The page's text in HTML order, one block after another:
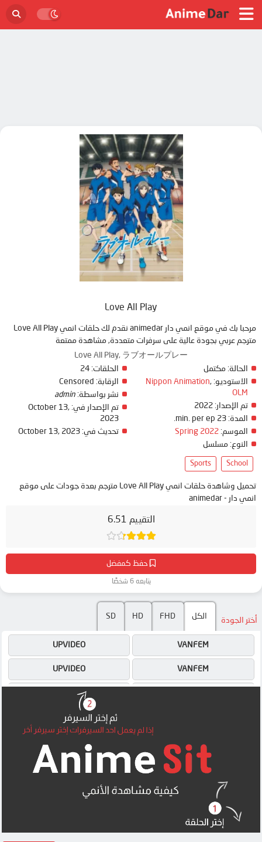
التقييم 6.51
حفظ كمفضل
يتابعه 6 شخصًا
Love All Play
مرحبا بك في موقع انمي دار animedar نقدم لك حلقات انمي Love All Play
مترجم عربي بجودة عالية على سرفرات متعددة, مشاهدة ممتعة
Love All Play, ラブオールプレー
الحالة: مكتمل
الاستوديو:
Nippon Animation,
OLM
تم الإصدار:
المدة:
الموسم: Spring 2022
النوع: مسلسل
الحلقات: 24
الرقابة:
نشر بواسطة: admin
تم الإصدار في: October 13,
2023
تحديث في: October 13, 2023
School
Sports
تحميل وشاهدة حلقات انمي Love All Play مترجم بعدة جودات على موقع
انمي دار - animedar
أختر الجودة الكل FHD
HD
SD
VANFEM
UPVIDEO
OK
VANFEM
UPVIDEO
4SHARED
DRIVE